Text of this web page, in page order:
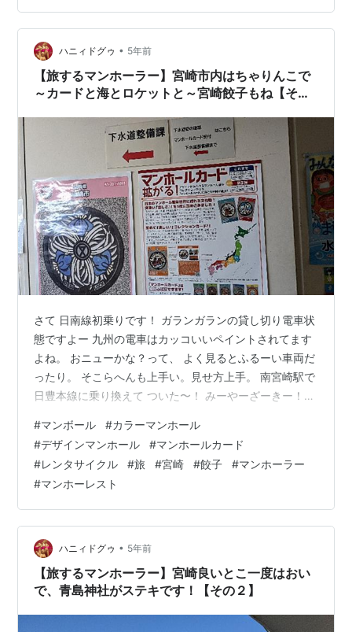
す。 あとは、鹿児島県のどこかで御朱印か御城印が貰え
ればラッキーみたいなゆるい…
ハニィドグゥ • 5年前
【旅するマンホーラー】宮崎市内はちゃりんこで
～カードと海とロケットと～宮崎餃子もね【その
さて 日南線初乗りです！ ガランガランの貸し切り電車状
態ですよー 九州の電車はカッコいいペイントされてます
よね。 おニューかな？って、 よく見るとふるーい車両だ
ったり。 そこらへんも上手い。見せ方上手。 南宮崎駅で
日豊本線に乗り換えて ついた〜！ みーやーざーきー！
こからはレンタサイクルです！ ですが、 写真撮り忘れま
した（笑） 代わりにこちら 宮崎っぽーい！ んで、 チャ
リこいでこいでこいで 来たー！ 宮崎市上下水道局です！
無事マンホールカードをゲットだぜー！ わーい ここまで
写真無くてね（笑） マンホールカード一直線でした😆 さ
て、マ…
#マンボール #カラーマンホール
#デザインマンホール #マンホールカード
#レンタサイクル #旅 #宮崎 #餃子 #マンホーラー
#マンホーレスト
ハニィドグゥ • 5年前
【旅するマンホーラー】宮崎良いとこ一度はおい
で、青島神社がステキです！【その２】